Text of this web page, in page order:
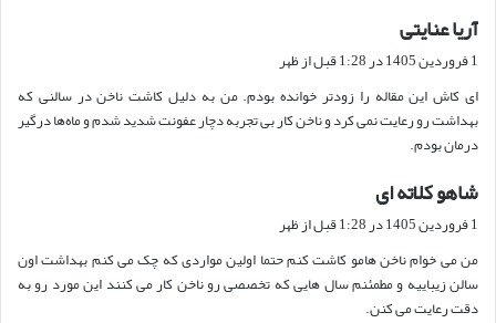
آریا عنایتی
ف
:
1 فروردین 1405 در 1:28 قبل از ظهر
ای کاش این مقاله را زودتر خوانده بودم. من به دلیل کاشت ناخن در سالنی که
بهداشت رو رعایت نمی کرد و ناخن کار بی تجربه دچار عفونت شدید شدم و ماه‌ها درگیر
درمان بودم.
شاهو کلاته ای
ت
:
1 فروردین 1405 در 1:28 قبل از ظهر
من می خوام ناخن هامو کاشت کنم حتما اولین مواردی که چک می کنم بهداشت اون
سالن زیباییه و مطمئنم سال هایی که تخصصی رو ناخن کار می کنند این مورد رو به
دقت رعایت می کنن.